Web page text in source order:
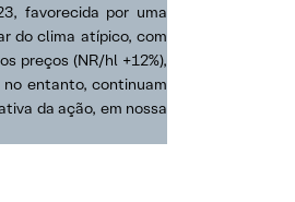
favorecida por uma
do clima atípico, com
preços (NR/hl +12%),
no entanto, continuam
da ação, em nossa